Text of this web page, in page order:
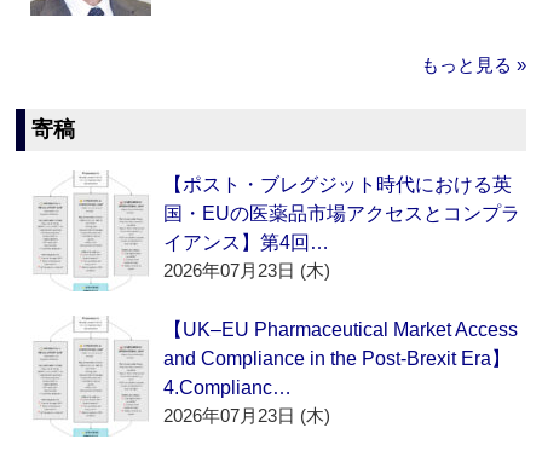
もっと見る »
寄稿
【ポスト・ブレグジット時代における英
国・EUの医薬品市場アクセスとコンプラ
イアンス】第4回…
2026年07月23日 (木)
【UK–EU Pharmaceutical Market Access
and Compliance in the Post-Brexit Era】
4.Complianc…
2026年07月23日 (木)